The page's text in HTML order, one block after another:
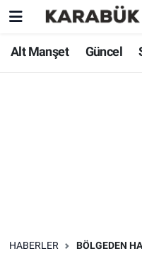
Alt Manşet Güncel
HABERLER BÖLGEDEN